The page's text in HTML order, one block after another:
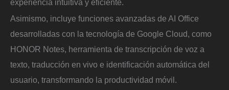
experiencia intuitiva y eficiente.
Asimismo, incluye funciones avanzadas de AI Office
desarrolladas con la tecnología de Google Cloud, como
HONOR Notes, herramienta de transcripción de voz a
texto, traducción en vivo e identificación automática del
usuario, transformando la productividad móvil.